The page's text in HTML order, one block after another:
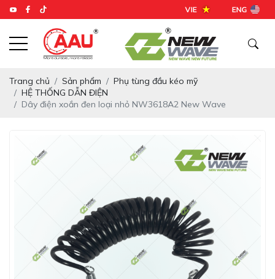
Trang chủ Sản phẩm
Phụ tùng đầu kéo mỹ
HỆ THỐNG DẪN ĐIỆN
Dây điện xoắn đen loại nhỏ NW3618A2 New Wave